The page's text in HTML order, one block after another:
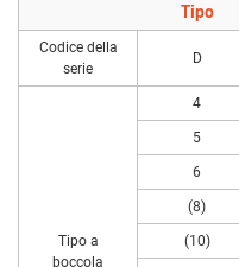
Tipo
Codice della
serie
D
Tipo a
boccola
4
5
6
(8)
(10)